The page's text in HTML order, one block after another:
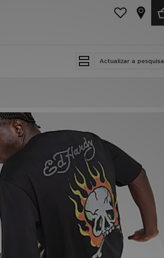
Actualizar a pesquisa